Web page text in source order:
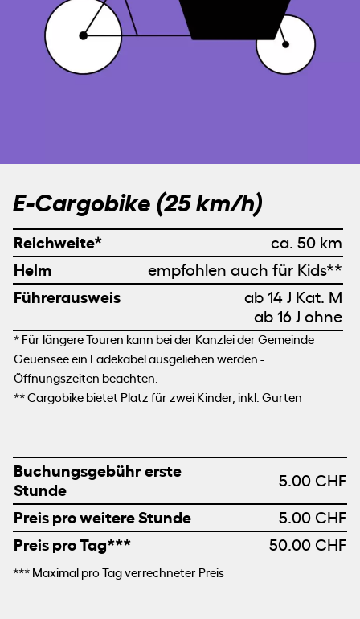
E-Cargobike (25 km/h)
Reichweite* ca. 50 km
Helm empfohlen auch für Kids**
Führerausweis
ab 14 J Kat. M
ab 16 J ohne
* Für längere Touren kann bei der Kanzlei der Gemeinde
Geuensee ein Ladekabel ausgeliehen werden -
Öffnungszeiten beachten.
** Cargobike bietet Platz für zwei Kinder, inkl. Gurten
Buchungsgebühr erste
Stunde
5.00 CHF
Preis pro weitere Stunde 5.00 CHF
Preis pro Tag*** 50.00 CHF
*** Maximal pro Tag verrechneter Preis